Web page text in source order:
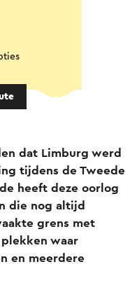
dat Limburg werd
tijdens de Tweede
heeft deze oorlog
die nog altijd
grens met
waar
en meerdere